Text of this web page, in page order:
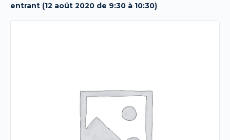
entrant (12 août 2020 de 9:30 à 10:30)